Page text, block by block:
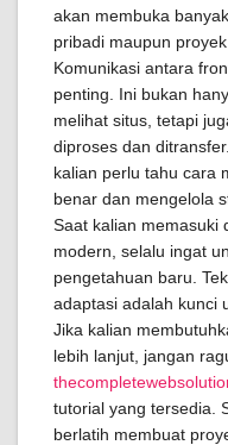
akan membuka
pribadi maupun
Komunikasi antara
penting. Ini bukan
melihat situs, tetapi
diproses dan
kalian perlu tahu cara
benar dan mengelola
Saat kalian memasuki
modern, selalu ingat
pengetahuan baru.
adaptasi adalah kunci
Jika kalian
lebih lanjut, jangan
tutorial yang tersedia.
berlatih membuat